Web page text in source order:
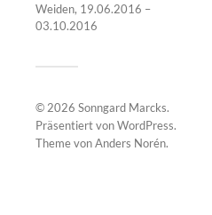
Weiden, 19.06.2016 –
03.10.2016
© 2026 Sonngard Marcks.
Präsentiert vonWordPress.
Theme vonAnders Norén.